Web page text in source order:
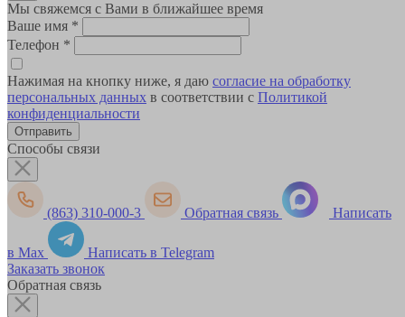
Мы свяжемся с Вами в ближайшее время
Ваше имя *
Телефон *
Нажимая на кнопку ниже, я даю согласие на обработку
персональных данных в соответствии с Политикой
конфиденциальности
Способы связи
(863) 310-000-3 Обратная связь Написать
в Max
Написать в Telegram
Заказать звонок
Обратная связь